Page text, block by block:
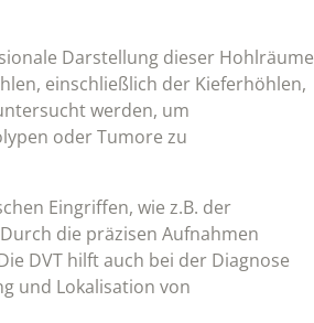
Darstellung dieser Hohlräume
einschließlich der Kieferhöhlen,
werden, um
oder Tumore zu
Eingriffen, wie z.B. der
die präzisen Aufnahmen
DVT hilft auch bei der Diagnose
und Lokalisation von